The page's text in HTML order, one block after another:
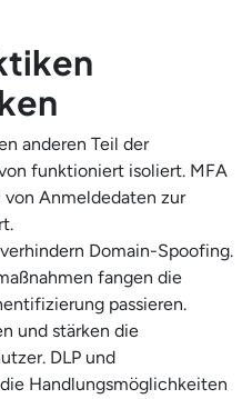
anderen Teil der
funktioniert isoliert. MFA
von Anmeldedaten zur
Domain-Spoofing.
fangen die
passieren.
und stärken die
DLP und
Handlungsmöglichkeiten